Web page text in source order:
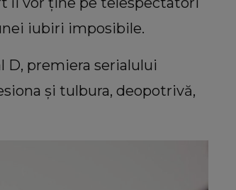
iubiri imposibile.
D, premiera serialului
și tulbura, deopotrivă,